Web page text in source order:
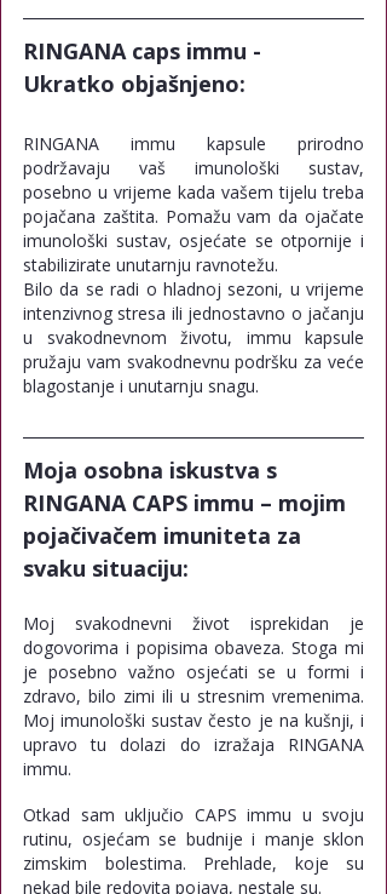
RINGANA caps immu -
Ukratko objašnjeno:
RINGANA immu kapsule prirodno
podržavaju vaš imunološki sustav,
posebno u vrijeme kada vašem tijelu treba
pojačana zaštita. Pomažu vam da ojačate
imunološki sustav, osjećate se otpornije i
stabilizirate unutarnju ravnotežu.
Bilo da se radi o hladnoj sezoni, u vrijeme
intenzivnog stresa ili jednostavno o jačanju
u svakodnevnom životu, immu kapsule
pružaju vam svakodnevnu podršku za veće
blagostanje i unutarnju snagu.
Moja osobna iskustva s
RINGANA CAPS immu – mojim
pojačivačem imuniteta za
svaku situaciju:
Moj svakodnevni život isprekidan je
dogovorima i popisima obaveza. Stoga mi
je posebno važno osjećati se u formi i
zdravo, bilo zimi ili u stresnim vremenima.
Moj imunološki sustav često je na kušnji, i
upravo tu dolazi do izražaja RINGANA
immu.
Otkad sam uključio CAPS immu u svoju
rutinu, osjećam se budnije i manje sklon
zimskim bolestima. Prehlade, koje su
nekad bile redovita pojava, nestale su.